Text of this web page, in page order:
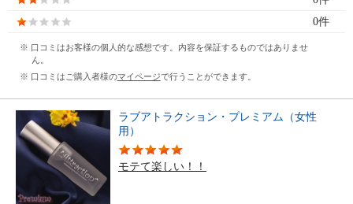
0件
※ 口コミはお客様の個人的な感想です。内容を保証するものではありませ
ん。
※ 口コミはご購入者様のマイページで行うことができます。
ラブアトラクション・プレミアム（女性
用）
モテて楽しい！！